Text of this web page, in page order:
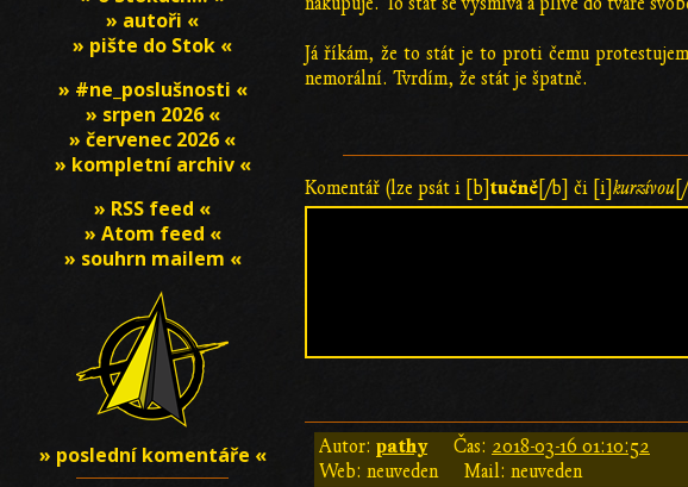
Já říkám, že to stát je to proti čemu
nemorální. Tvrdím, že stát je špatně.
Komentář (lze psát i [b] tučně [/b] či [i] kurzívou
Autor: pathy Čas: 2018-03-16 01:10:52
Web: neuveden
Mail: neuveden
» autoři «
» pište do Stok «
» #ne_poslušnosti «
» srpen 2026 «
» červenec 2026 «
» kompletní archiv «
» RSS feed «
» Atom feed «
» souhrn mailem «
» poslední komentáře «